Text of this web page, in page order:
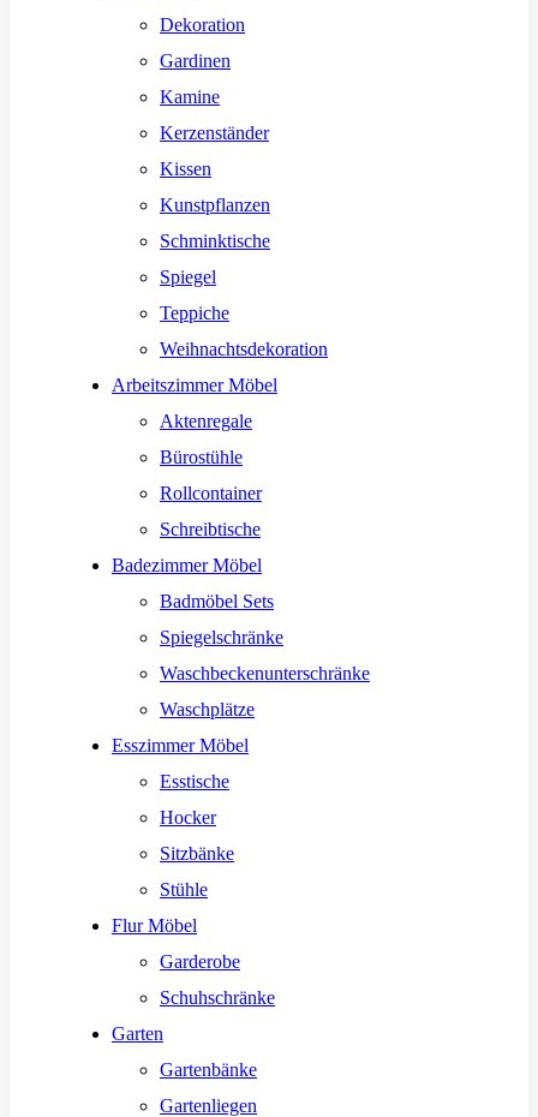
Dekoration
Gardinen
Kamine
Kerzenständer
Kissen
Kunstpflanzen
Schminktische
Spiegel
Teppiche
Weihnachtsdekoration
Arbeitszimmer Möbel
Aktenregale
Bürostühle
Rollcontainer
Schreibtische
Badezimmer Möbel
Badmöbel Sets
Spiegelschränke
Waschbeckenunterschränke
Waschplätze
Esszimmer Möbel
Esstische
Hocker
Sitzbänke
Stühle
Flur Möbel
Garderobe
Schuhschränke
Garten
Gartenbänke
Gartenliegen